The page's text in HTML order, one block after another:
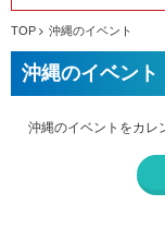
TOP 沖縄のイベント
沖縄のイベント
沖縄のイベントをカレ